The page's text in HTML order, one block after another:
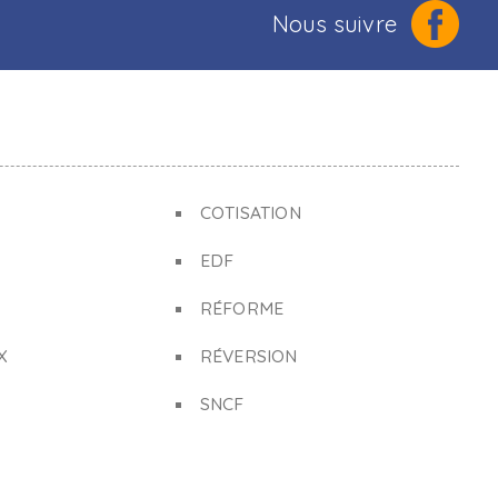
Nous suivre
COTISATION
EDF
RÉFORME
RÉVERSION
SNCF